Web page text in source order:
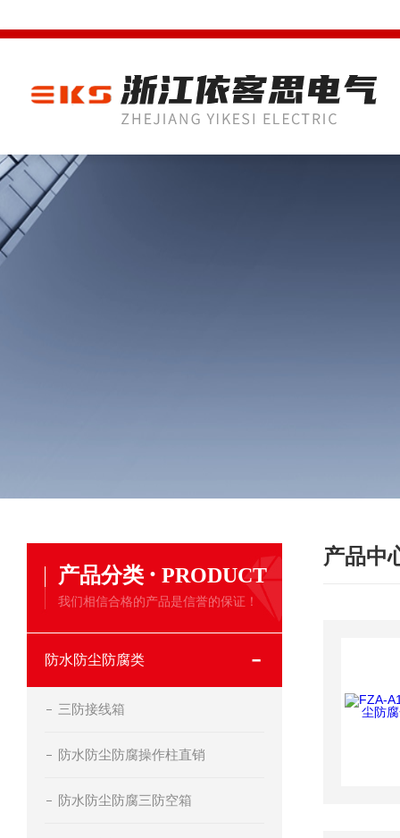
产品分类 · PRODUCT
我们相信合格的产品是信誉的保证！
防水防尘防腐类
三防接线箱
防水防尘防腐操作柱直销
防水防尘防腐三防空箱
产品中